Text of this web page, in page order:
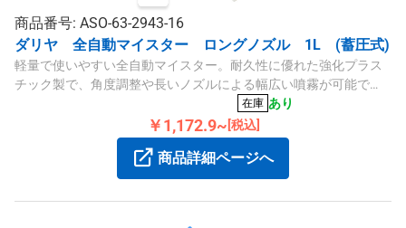
商品番号: ASO-63-2943-16
ダリヤ 全自動マイスター ロングノズル 1L (蓄圧式)
軽量で使いやすい全自動マイスター。耐久性に優れた強化プラス
チック製で、角度調整や長いノズルによる幅広い噴霧が可能で
在庫 あり
￥1,172.9~ [税込]
商品詳細ページへ